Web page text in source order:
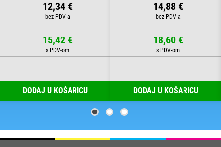
12,34 €
15,42 €
DODAJ U KOŠARICU
14,88 €
18,60 €
DODAJ U KOŠARICU